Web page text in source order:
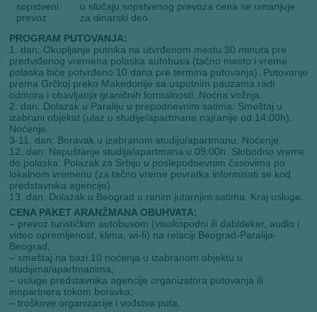
sopstveni
prevoz
u slučaju sopstvenog prevoza cena se umanjuje
za dinarski deo
PROGRAM PUTOVANJA:
1. dan: Okupljanje putnika na utvrđenom mestu 30 minuta pre
predviđenog vremena polaska autobusa (tačno mesto i vreme
polaska biće potvrđeno 10 dana pre termina putovanja). Putovanje
prema Grčkoj preko Makedonije sa usputnim pauzama radi
odmora i obavljanja graničnih formalnosti. Noćna vožnja.
2. dan: Dolazak u Paraliju u prepodnevnim satima. Smeštaj u
izabrani objekat (ulaz u studije/apartmane najranije od 14:00h).
Noćenje.
3-11. dan: Boravak u izabranom studiju/apartmanu. Noćenje.
12. dan: Napuštanje studija/apartmana u 09:00h. Slobodno vreme
do polaska. Polazak za Srbiju u poslepodnevnim časovima po
lokalnom vremenu (za tačno vreme povratka informisati se kod
predstavnika agencije).
13. dan: Dolazak u Beograd u ranim jutarnjim satima. Kraj usluge.
CENA PAKET ARANŽMANA OBUHVATA:
– prevoz turističkim autobusom (visokopodni ili dabldeker, audio i
video opremljenost, klima, wi-fi) na relaciji Beograd-Paralija-
Beograd;
– smeštaj na bazi 10 noćenja u izabranom objektu u
studijima/apartmanima;
– usluge predstavnika agencije organizatora putovanja ili
inopartnera tokom boravka;
– troškove organizacije i vođstva puta.